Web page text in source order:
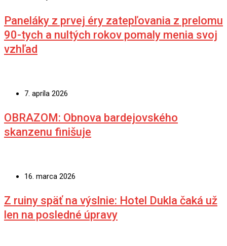
Paneláky z prvej éry zatepľovania z prelomu
90-tych a nultých rokov pomaly menia svoj
vzhľad
7. apríla 2026
OBRAZOM: Obnova bardejovského
skanzenu finišuje
16. marca 2026
Z ruiny späť na výslnie: Hotel Dukla čaká už
len na posledné úpravy